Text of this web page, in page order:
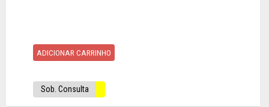
ADICIONAR CARRINHO
Sob. Consulta